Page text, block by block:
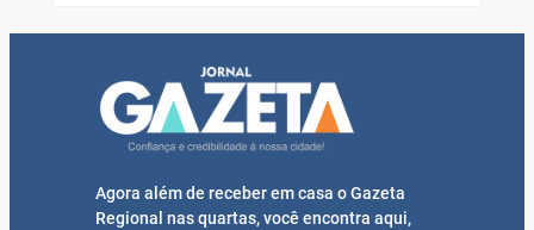
Agora além de receber em casa o Gazeta
Regional nas quartas, você encontra aqui,